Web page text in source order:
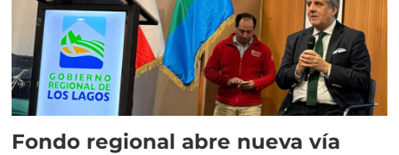
Fondo regional abre nueva vía